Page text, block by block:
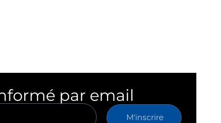
par email
M'inscrire